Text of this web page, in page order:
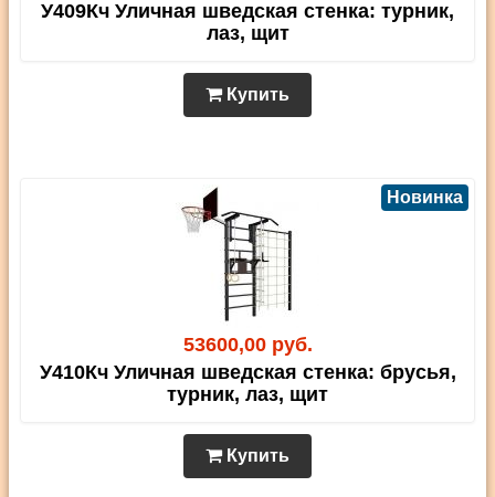
У409Кч Уличная шведская стенка: турник,
лаз, щит
Купить
53600,00 руб.
Новинка
У410Кч Уличная шведская стенка: брусья,
турник, лаз, щит
Купить